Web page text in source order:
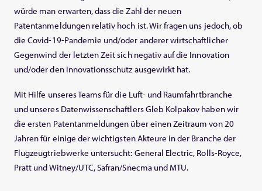
würde man erwarten, dass die Zahl der neuen
Patentanmeldungen relativ hoch ist. Wir fragen uns jedoch, ob
die Covid-19-Pandemie und/oder anderer wirtschaftlicher
Gegenwind der letzten Zeit sich negativ auf die Innovation
und/oder den Innovationsschutz ausgewirkt hat.
Mit Hilfe unseres Teams für die Luft- und Raumfahrtbranche
und unseres Datenwissenschaftlers Gleb Kolpakov haben wir
die ersten Patentanmeldungen über einen Zeitraum von 20
Jahren für einige der wichtigsten Akteure in der Branche der
Flugzeugtriebwerke untersucht: General Electric, Rolls-Royce,
Pratt und Witney/UTC, Safran/Snecma und MTU.